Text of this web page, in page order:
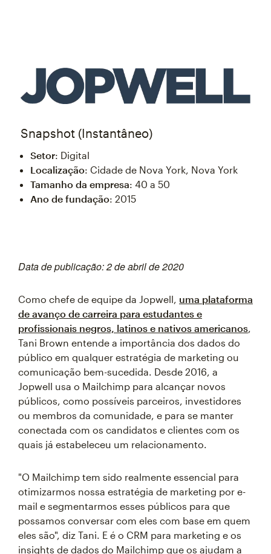
Snapshot (Instantâneo)
Setor: Digital
Localização: Cidade de Nova York, Nova York
Tamanho da empresa: 40 a 50
Ano de fundação: 2015
Data de publicação: 2 de abril de 2020
Como chefe de equipe da Jopwell, uma plataforma
de avanço de carreira para estudantes e
profissionais negros, latinos e nativos americanos,
Tani Brown entende a importância dos dados do
público em qualquer estratégia de marketing ou
comunicação bem-sucedida. Desde 2016, a
Jopwell usa o Mailchimp para alcançar novos
públicos, como possíveis parceiros, investidores
ou membros da comunidade, e para se manter
conectada com os candidatos e clientes com os
quais já estabeleceu um relacionamento.
"O Mailchimp tem sido realmente essencial para
otimizarmos nossa estratégia de marketing por e-
mail e segmentarmos esses públicos para que
possamos conversar com eles com base em quem
eles são", diz Tani. E é o CRM para marketing e os
insights de dados do Mailchimp que os ajudam a